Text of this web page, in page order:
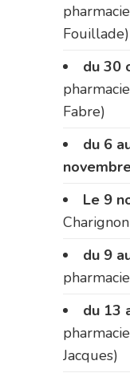
Fouillade)
du 30
Fabre)
du 6
Le 9
du 9
du 13
Jacques)